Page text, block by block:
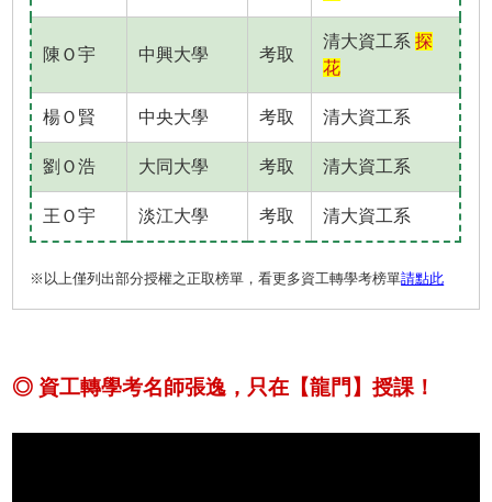
陳Ｏ宇 中興大學 考取
清大資工系探
花
楊Ｏ賢 中央大學 考取 清大資工系
劉Ｏ浩 大同大學 考取 清大資工系
王Ｏ宇 淡江大學 考取 清大資工系
※以上僅列出部分授權之正取榜單，看更多資工轉學考榜單請點此
◎ 資工轉學考名師張逸，只在【龍門】授課！